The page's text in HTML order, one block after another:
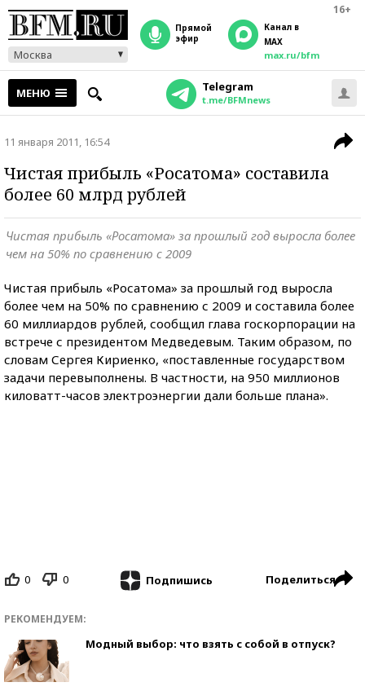
16+
Москва
прямой
эфир
Канал в
MAX
max.ru/bfm
МЕНЮ Telegram
t.me/BFMnews
11 января 2011, 16:54
Чистая прибыль «Росатома» составила
более 60 млрд рублей
Чистая прибыль «Росатома» за прошлый год выросла более
чем на 50% по сравнению с 2009
Чистая прибыль «Росатома» за прошлый год выросла
более чем на 50% по сравнению с 2009 и составила более
60 миллиардов рублей, сообщил глава госкорпорации на
встрече с президентом Медведевым. Таким образом, по
словам Сергея Кириенко, «поставленные государством
задачи перевыполнены. В частности, на 950 миллионов
киловатт-часов электроэнергии дали больше плана».
0 0 Подпишись Поделиться
РЕКОМЕНДУЕМ:
Модный выбор: что взять с собой в отпуск?